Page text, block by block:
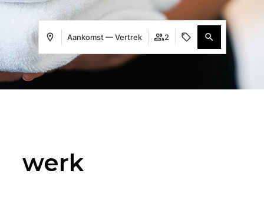
Aankomst — Vertrek 2
werk